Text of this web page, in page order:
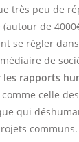
très peu de
de
se régler
de
les rapports
celle
qui
communs.